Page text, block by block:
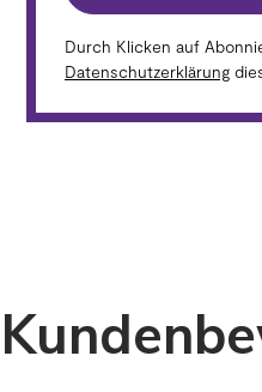
Durch Klicken auf
Datenschutzerklärung